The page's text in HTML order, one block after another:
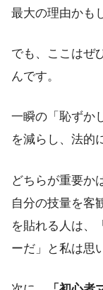
最大の理由かも
でも、ここはぜ
んです。
一瞬の「恥ずか
を減らし、法的
どちらが重要か
自分の技量を客
を貼れる人は、
ーだ」と私は思